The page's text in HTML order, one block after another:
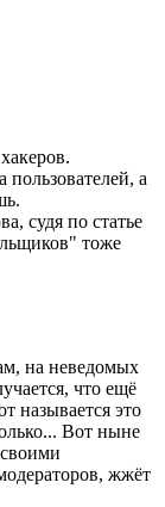
а
судя по статье
тоже
на неведомых
что ещё
называется это
Вот ныне
жжёт